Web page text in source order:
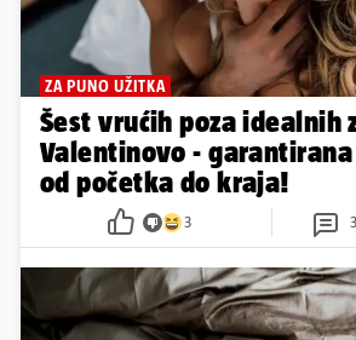
ZA PUNO UŽITKA
Šest vrućih poza idealnih
Valentinovo -
od početka do kraja!
3 3